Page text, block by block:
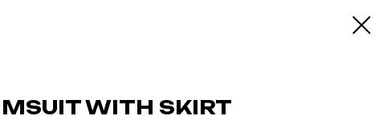
WITH SKIRT